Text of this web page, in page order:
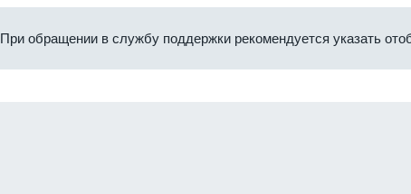
При обращении в службу поддержки рекомендуется указать